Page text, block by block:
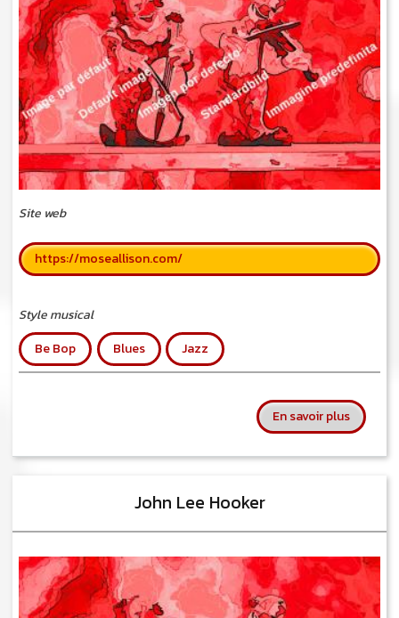
Site web
https://moseallison.com/
Style musical
Be Bop
Blues Jazz
En savoir plussur
John Lee Hooker